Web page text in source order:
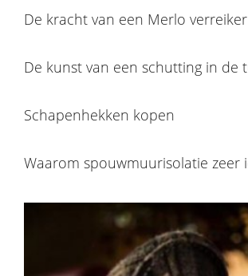
De kracht van een Merlo verreiker
De kunst van een schutting in de
Schapenhekken kopen
Waarom spouwmuurisolatie zeer